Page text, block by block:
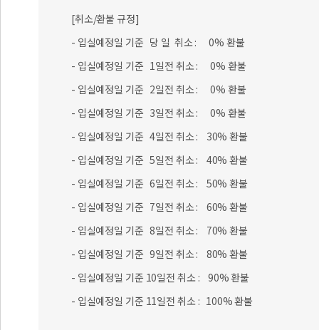
[취소/환불 규정]
- 입실예정일 기준 당 일 취소 : 0% 환불
- 입실예정일 기준 1일전 취소 : 0% 환불
- 입실예정일 기준 2일전 취소 : 0% 환불
- 입실예정일 기준 3일전 취소 : 0% 환불
- 입실예정일 기준 4일전 취소 : 30% 환불
- 입실예정일 기준 5일전 취소 : 40% 환불
- 입실예정일 기준 6일전 취소 : 50% 환불
- 입실예정일 기준 7일전 취소 : 60% 환불
- 입실예정일 기준 8일전 취소 : 70% 환불
- 입실예정일 기준 9일전 취소 : 80% 환불
- 입실예정일 기준 10일전 취소 : 90% 환불
- 입실예정일 기준 11일전 취소 : 100% 환불